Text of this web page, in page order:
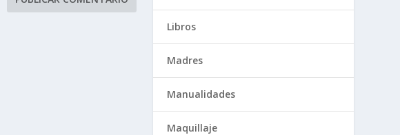
Libros
Madres
Manualidades
Maquillaje